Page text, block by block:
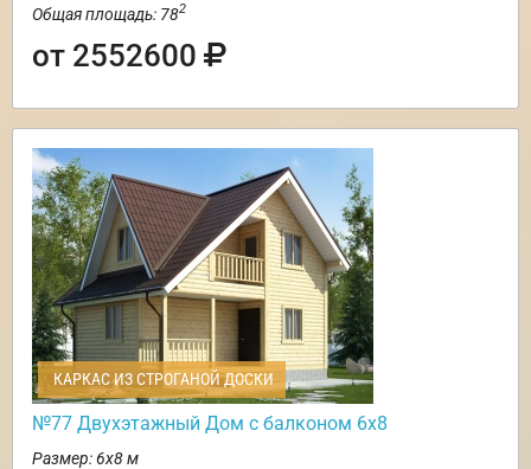
Общая площадь: 782
от 2552600
КАРКАС ИЗ СТРОГАНОЙ ДОСКИ
№77 Двухэтажный Дом с балконом 6х8
Размер: 6х8 м